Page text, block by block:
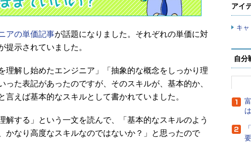
アの単価記事が話題になりました。それぞれの単価に対
提示されていました。
解し始めたエンジニア」「抽象的な概念をしっかり理
った表記があったのですが、そのスキルが、基本的か、
言えば基本的なスキルとして書かれていました。
する」という一文を読んで、「基本的なスキルのよう
かなり高度なスキルなのではないか？」と思ったので
アイ
キ
自分